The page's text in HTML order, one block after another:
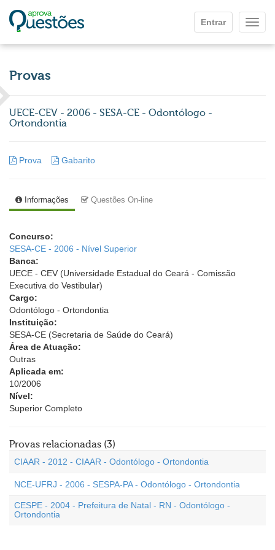
Entrar
Provas
UECE-CEV - 2006 - SESA-CE - Odontólogo -
Ortondontia
Prova Gabarito
Informações Questões On-line
Concurso:
SESA-CE - 2006 - Nível Superior
Banca:
UECE - CEV (Universidade Estadual do Ceará - Comissão
Executiva do Vestibular)
Cargo:
Odontólogo - Ortondontia
Instituição:
SESA-CE (Secretaria de Saúde do Ceará)
Área de Atuação:
Outras
Aplicada em:
10/2006
Nível:
Superior Completo
Provas relacionadas (3)
CIAAR - 2012 - CIAAR - Odontólogo - Ortondontia
NCE-UFRJ - 2006 - SESPA-PA - Odontólogo - Ortondontia
CESPE - 2004 - Prefeitura de Natal - RN - Odontólogo -
Ortondontia